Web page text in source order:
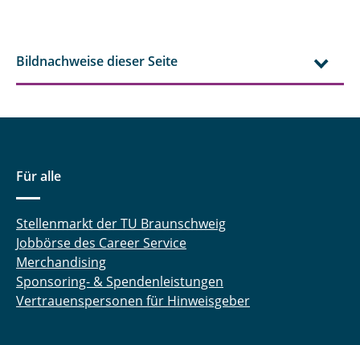
Bildnachweise dieser Seite
Für alle
Stellenmarkt der TU Braunschweig
Jobbörse des Career Service
Merchandising
Sponsoring- & Spendenleistungen
Vertrauenspersonen für Hinweisgeber